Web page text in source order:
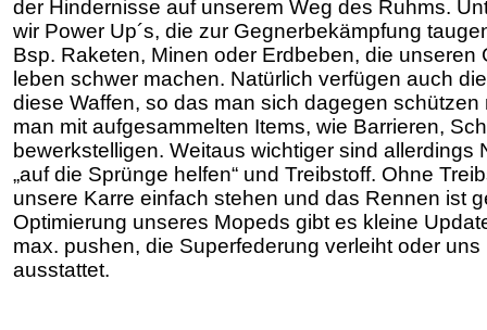
der Hindernisse auf unserem Weg des Ruhms.
wir Power Up´s, die zur Gegnerbekämpfung
Bsp. Raketen, Minen oder Erdbeben, die unseren
leben schwer machen. Natürlich verfügen auch
diese Waffen, so das man sich dagegen
man mit aufgesammelten Items, wie Barrieren,
bewerkstelligen. Weitaus wichtiger sind allerdings
„auf die Sprünge helfen“ und Treibstoff. Ohne
unsere Karre einfach stehen und das Rennen ist
Optimierung unseres Mopeds gibt es kleine
max. pushen, die Superfederung verleiht oder uns
ausstattet.